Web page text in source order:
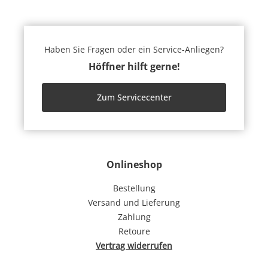
Onlineshop
Bestellung
Versand und Lieferung
Zahlung
Retoure
Vertrag widerrufen
Haben Sie Fragen oder ein Service-Anliegen?
Höffner hilft gerne!
Zum Servicecenter